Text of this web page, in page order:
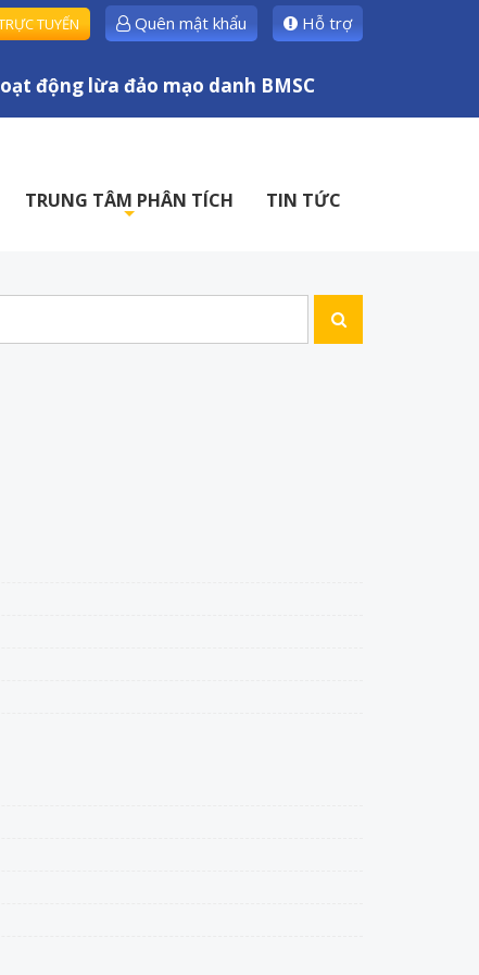
TUYẾN Quên mật khẩu Hỗ trợ
động lừa đảo mạo danh BMSC
TRUNG TÂM PHÂN TÍCH TIN TỨC